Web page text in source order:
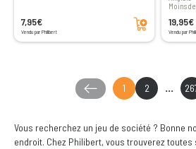
7,95€
Vendu par Philibert
Ajouter au panier
moins
19,95€
Vendu par
1 2 ...
Vous recherchez un jeu de société ? Bonne
endroit. Chez Philibert, vous trouverez toutes